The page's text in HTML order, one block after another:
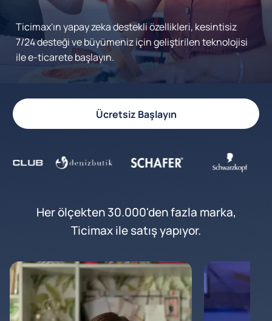
Ticimax'ın yapay zeka destekli özellikleri, kesintisiz
7/24 desteği ve büyümeniz için geliştirilen teknolojisi
ile e-ticarete başlayın.
Ücretsiz Başlayın
Her ölçekten 30.000'den fazla marka,
Ticimax ile satış yapıyor.